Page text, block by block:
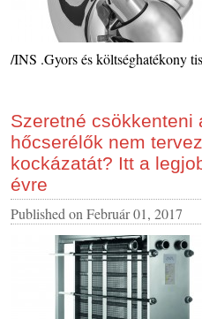
/INS .Gyors és költséghatékony
Szeretné csökkenteni
hőcserélők nem
kockázatát? Itt a
évre
Published on Február 01, 2017